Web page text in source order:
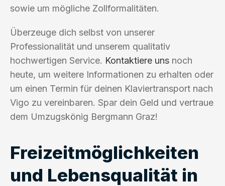
sowie um mögliche Zollformalitäten.
Überzeuge dich selbst von unserer
Professionalität und unserem qualitativ
hochwertigen Service. Kontaktiere uns noch
heute, um weitere Informationen zu erhalten oder
um einen Termin für deinen Klaviertransport nach
Vigo zu vereinbaren. Spar dein Geld und vertraue
dem Umzugskönig Bergmann Graz!
Freizeitmöglichkeiten
und Lebensqualität in